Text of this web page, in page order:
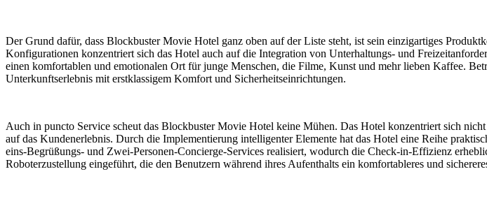
Der Grund dafür, dass Blockbuster Movie Hotel ganz oben auf der Liste steht, ist sein einzigartiges
Konfigurationen konzentriert sich das Hotel auch auf die Integration von Unterhaltungs- und
einen komfortablen und emotionalen Ort für junge Menschen, die Filme, Kunst und mehr lieben Kaffee.
Unterkunftserlebnis mit erstklassigem Komfort und Sicherheitseinrichtungen.
Auch in puncto Service scheut das Blockbuster Movie Hotel keine Mühen. Das Hotel konzentriert sich
auf das Kundenerlebnis. Durch die Implementierung intelligenter Elemente hat das Hotel eine Reihe
eins-Begrüßungs- und Zwei-Personen-Concierge-Services realisiert, wodurch die Check-in-Effizienz
Roboterzustellung eingeführt, die den Benutzern während ihres Aufenthalts ein komfortableres und